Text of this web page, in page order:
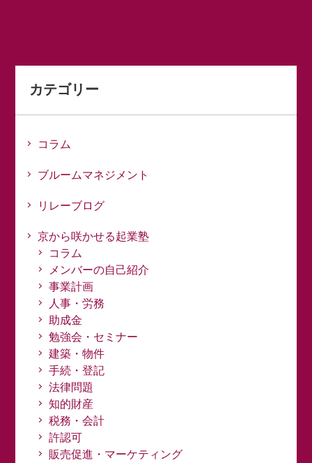
カテゴリー
コラム
ブルームマネジメント
リレーブログ
京から咲かせる起業塾
コラム
メンバーの自己紹介
事業計画
人事・労務
助成金
勉強会・セミナー
建築・物件
手続・登記
法律問題
知的財産
税務・会計
許認可
販売促進・マーケティング